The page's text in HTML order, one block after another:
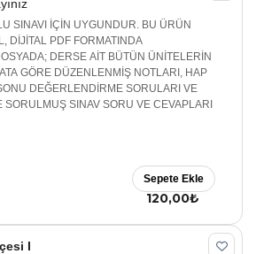
SINAVI İÇİN UYGUNDUR. BU ÜRÜN
DİJİTAL PDF FORMATINDA
DERSE AİT BÜTÜN ÜNİTELERİN
GÖRE DÜZENLENMİŞ NOTLARI, HAP
DEĞERLENDİRME SORULARI VE
SINAV SORU VE CEVAPLARI
120,00₺
Sepete Ekle
I